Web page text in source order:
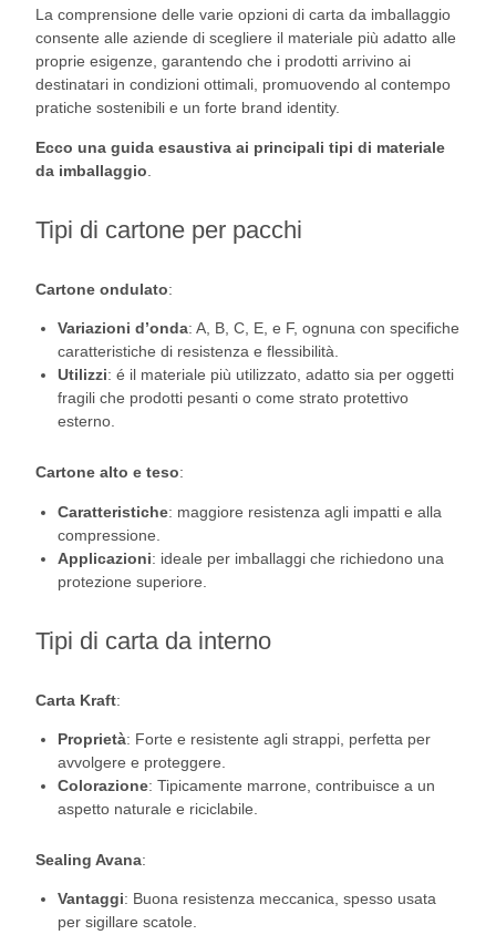
La comprensione delle varie opzioni di carta da imballaggio
consente alle aziende di scegliere il materiale più adatto alle
proprie esigenze, garantendo che i prodotti arrivino ai
destinatari in condizioni ottimali, promuovendo al contempo
pratiche sostenibili e un forte brand identity.
Ecco una guida esaustiva ai principali tipi di materiale
da imballaggio
Tipi di cartone per pacchi
Cartone ondulato:
Variazioni d’onda: A, B, C, E, e F, ognuna con specifiche
caratteristiche di resistenza e flessibilità.
Utilizzi: é il materiale più utilizzato, adatto sia per oggetti
fragili che prodotti pesanti o come strato protettivo
esterno.
Cartone alto e teso:
Caratteristiche: maggiore resistenza agli impatti e alla
compressione.
Applicazioni: ideale per imballaggi che richiedono una
protezione superiore.
Tipi di carta da interno
Carta Kraft:
Proprietà: Forte e resistente agli strappi, perfetta per
avvolgere e proteggere.
Colorazione: Tipicamente marrone, contribuisce a un
aspetto naturale e riciclabile.
Sealing Avana:
Vantaggi: Buona resistenza meccanica, spesso usata
per sigillare scatole.